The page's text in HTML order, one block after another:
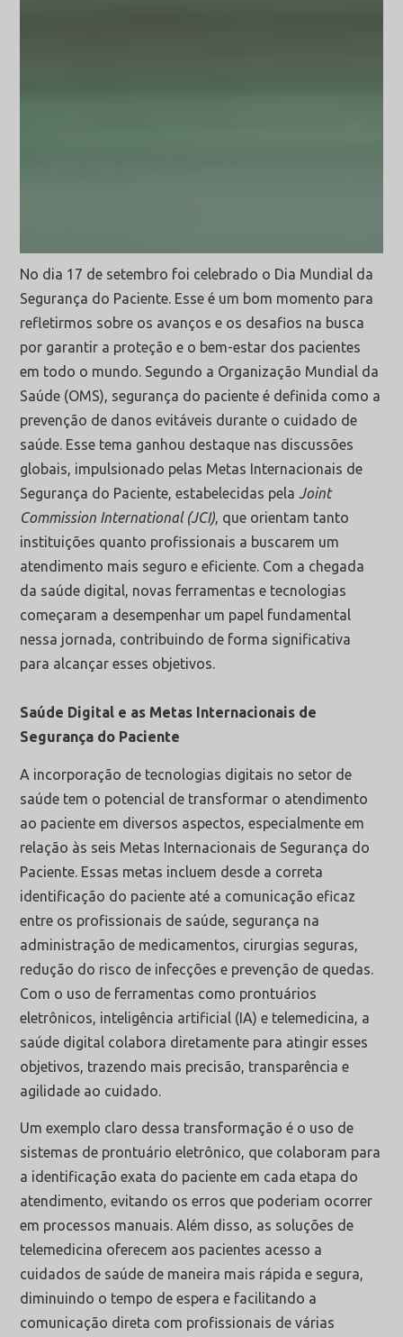
No dia 17 de setembro foi celebrado o Dia Mundial da
Segurança do Paciente. Esse é um bom momento para
refletirmos sobre os avanços e os desafios na busca
por garantir a proteção e o bem-estar dos pacientes
em todo o mundo. Segundo a Organização Mundial da
Saúde (OMS), segurança do paciente é definida como a
prevenção de danos evitáveis durante o cuidado de
saúde. Esse tema ganhou destaque nas discussões
globais, impulsionado pelas Metas Internacionais de
Segurança do Paciente, estabelecidas pelaJoint
Commission International (JCI), que orientam tanto
instituições quanto profissionais a buscarem um
atendimento mais seguro e eficiente. Com a chegada
da saúde digital, novas ferramentas e tecnologias
começaram a desempenhar um papel fundamental
nessa jornada, contribuindo de forma significativa
para alcançar esses objetivos.
Saúde Digital e as Metas Internacionais de
Segurança do Paciente
A incorporação de tecnologias digitais no setor de
saúde tem o potencial de transformar o atendimento
ao paciente em diversos aspectos, especialmente em
relação às seis Metas Internacionais de Segurança do
Paciente. Essas metas incluem desde a correta
identificação do paciente até a comunicação eficaz
entre os profissionais de saúde, segurança na
administração de medicamentos, cirurgias seguras,
redução do risco de infecções e prevenção de quedas.
Com o uso de ferramentas como prontuários
eletrônicos, inteligência artificial (IA) e telemedicina, a
saúde digital colabora diretamente para atingir esses
objetivos, trazendo mais precisão, transparência e
agilidade ao cuidado.
Um exemplo claro dessa transformação é o uso de
sistemas de prontuário eletrônico, que colaboram para
a identificação exata do paciente em cada etapa do
atendimento, evitando os erros que poderiam ocorrer
em processos manuais. Além disso, as soluções de
telemedicina oferecem aos pacientes acesso a
cuidados de saúde de maneira mais rápida e segura,
diminuindo o tempo de espera e facilitando a
comunicação direta com profissionais de várias